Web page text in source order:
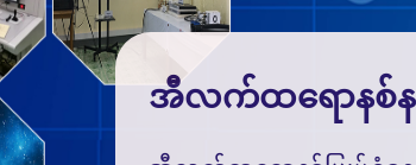
အီလက်ထရောနစ်